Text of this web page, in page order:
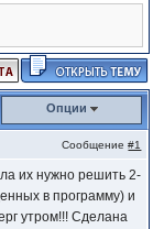
Опции
Сообщение#1
их нужно решить 2-
в программу) и
утром!!! Сделана